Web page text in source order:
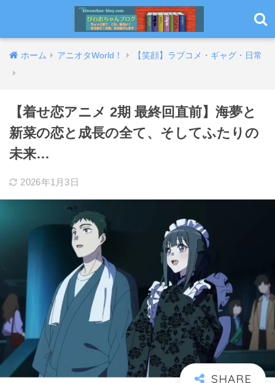
ホーム アニオタWorld！ 【笑顔】ラブコメ・ギャグ・日常
【着せ恋アニメ 2期 最終回直前】海夢と
新菜の恋と成長の全て、そしてふたりの
未来…
2026年1月3日